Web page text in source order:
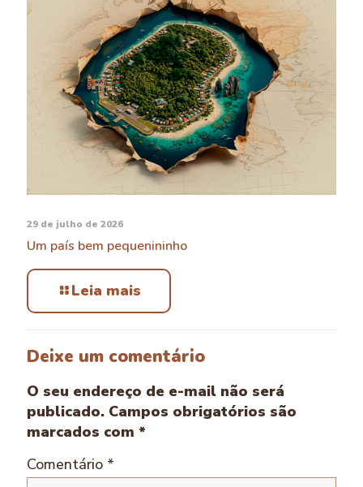
29 de julho de 2026
Um país bem pequenininho
Leia mais
Deixe um comentário
O seu endereço de e-mail não será
publicado. Campos obrigatórios são
marcados com *
Comentário *